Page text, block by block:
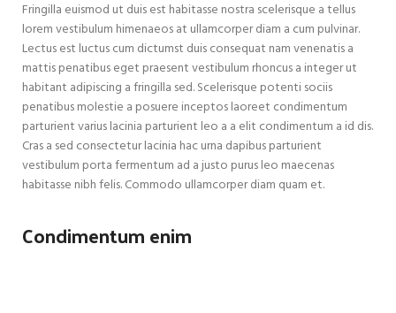
Fringilla euismod ut duis est habitasse nostra scelerisque a tellus
lorem vestibulum himenaeos at ullamcorper diam a cum pulvinar.
Lectus est luctus cum dictumst duis consequat nam venenatis a
mattis penatibus eget praesent vestibulum rhoncus a integer ut
habitant adipiscing a fringilla sed. Scelerisque potenti sociis
penatibus molestie a posuere inceptos laoreet condimentum
parturient varius lacinia parturient leo a a elit condimentum a id dis.
Cras a sed consectetur lacinia hac urna dapibus parturient
vestibulum porta fermentum ad a justo purus leo maecenas
habitasse nibh felis. Commodo ullamcorper diam quam et.
Condimentum enim